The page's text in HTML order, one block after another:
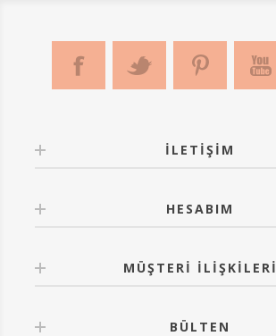
İLETIŞIM
HESABIM
MÜŞTERI İLIŞKILERI
BÜLTEN